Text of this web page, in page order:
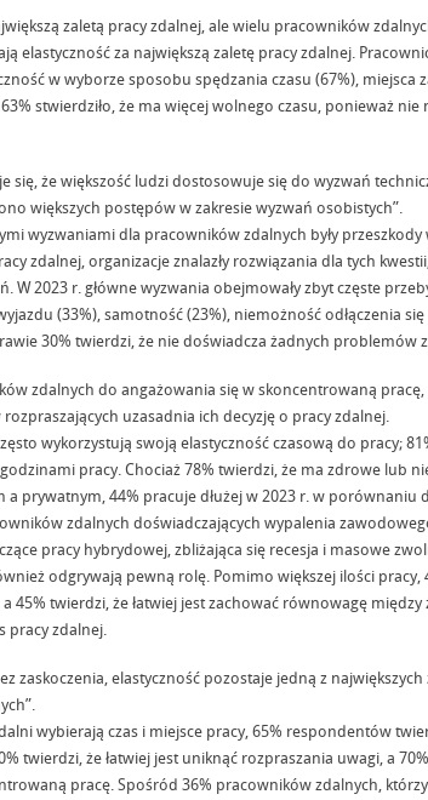
zaletą pracy zdalnej, ale wielu pracowników
elastyczność za największą zaletę pracy zdalnej.
w wyborze sposobu spędzania czasu (67%), miejsca
63% stwierdziło, że ma więcej wolnego czasu, ponieważ
się, że większość ludzi dostosowuje się do wyzwań
większych postępów w zakresie wyzwań osobistych”.
wyzwaniami dla pracowników zdalnych były
zdalnej, organizacje znalazły rozwiązania dla tych
W 2023 r. główne wyzwania obejmowały zbyt częste
(33%), samotność (23%), niemożność odłączenia
30% twierdzi, że nie doświadcza żadnych problemów
zdalnych do angażowania się w skoncentrowaną
uzasadnia ich decyzję o pracy zdalnej.
wykorzystują swoją elastyczność czasową do pracy;
pracy. Chociaż 78% twierdzi, że ma zdrowe lub
a prywatnym, 44% pracuje dłużej w 2023 r. w porównaniu
zdalnych doświadczających wypalenia
pracy hybrydowej, zbliżająca się recesja i masowe
odgrywają pewną rolę. Pomimo większej ilości pracy,
45% twierdzi, że łatwiej jest zachować równowagę
pracy zdalnej.
zaskoczenia, elastyczność pozostaje jedną z
wybierają czas i miejsce pracy, 65% respondentów
twierdzi, że łatwiej jest uniknąć rozpraszania uwagi, a
pracę. Spośród 36% pracowników zdalnych,